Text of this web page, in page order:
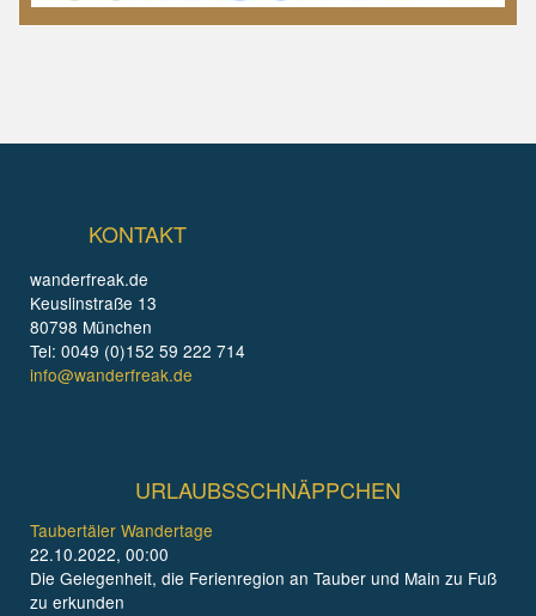
KONTAKT
wanderfreak.de
Keuslinstraße 13
80798 München
Tel: 0049 (0)152 59 222 714
info@wanderfreak.de
URLAUBSSCHNÄPPCHEN
Taubertäler Wandertage
22.10.2022, 00:00
Die Gelegenheit, die Ferienregion an Tauber und Main zu Fuß
zu erkunden